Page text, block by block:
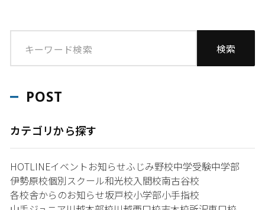
POST
カテゴリから探す
HOTLINEイベントお知らせふじみ野校中学受験中学部
伊勢原校個別スクール和光校入間校南古谷校
各校舎からのお知らせ坂戸校小学部小手指校